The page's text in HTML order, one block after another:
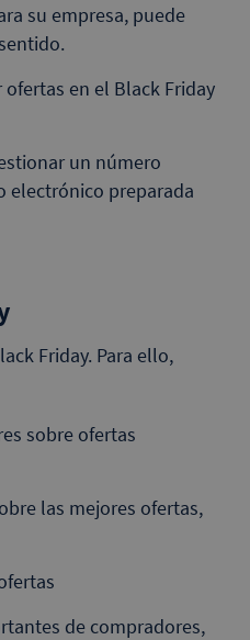
su empresa, puede
en el Black Friday
un número
electrónico preparada
Friday. Para ello,
sobre ofertas
las mejores ofertas,
de compradores,